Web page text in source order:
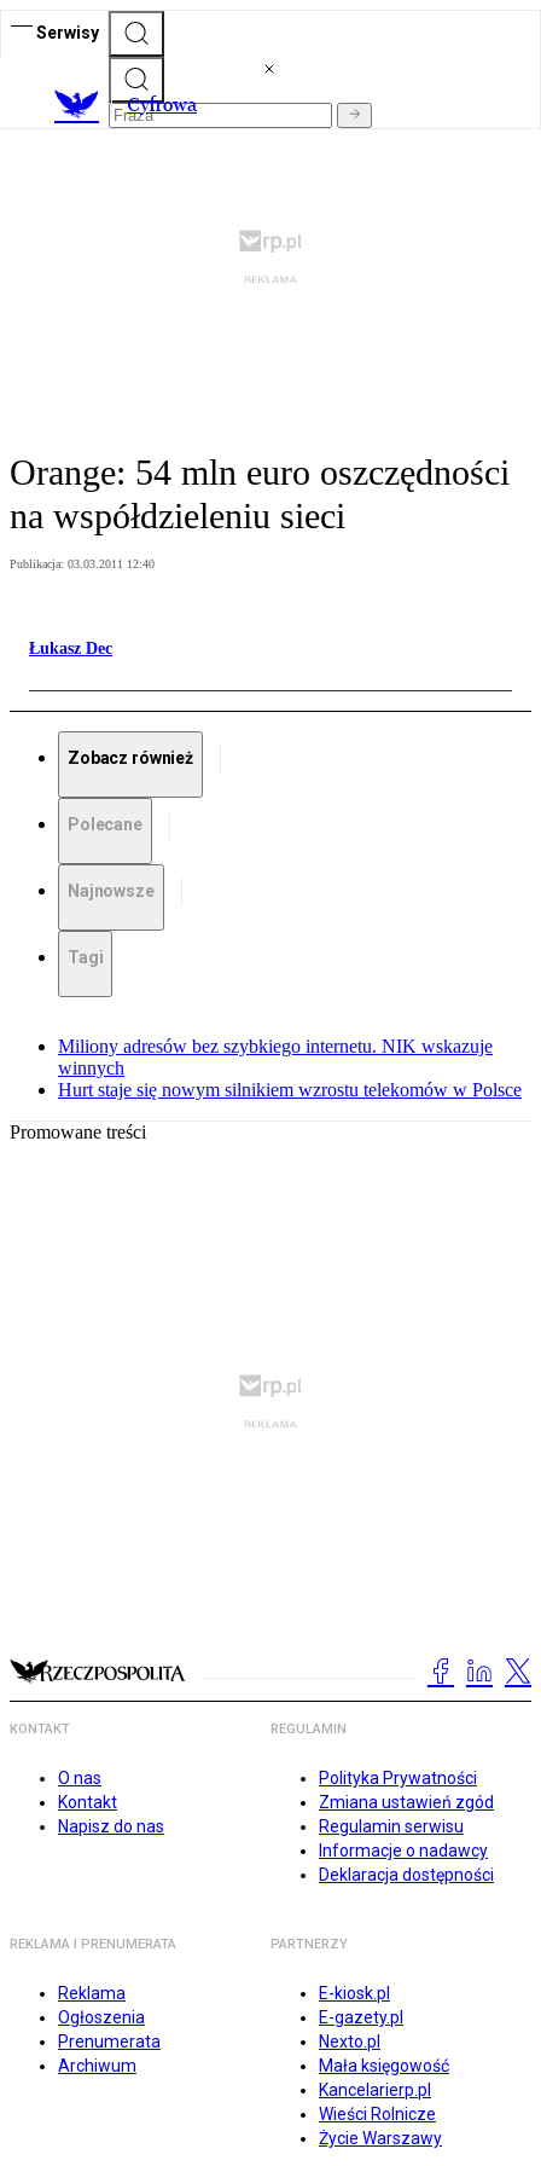
Serwisy
Cyfrowa
Orange: 54 mln euro oszczędności
na współdzieleniu sieci
Publikacja: 03.03.2011 12:40
Łukasz Dec
Zobacz również
Polecane
Najnowsze
Tagi
Miliony adresów bez szybkiego internetu. NIK wskazuje
winnych
Hurt staje się nowym silnikiem wzrostu telekomów w Polsce
Promowane treści
KONTAKT
O nas
Kontakt
Napisz do nas
REGULAMIN
Polityka Prywatności
Zmiana ustawień zgód
Regulamin serwisu
Informacje o nadawcy
Deklaracja dostępności
REKLAMA I PRENUMERATA
Reklama
Ogłoszenia
Prenumerata
Archiwum
PARTNERZY
E-kiosk.pl
E-gazety.pl
Nexto.pl
Mała księgowość
Kancelarierp.pl
Wieści Rolnicze
Życie Warszawy